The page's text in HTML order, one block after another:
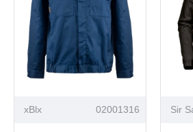
xBlx 02001316 Sir